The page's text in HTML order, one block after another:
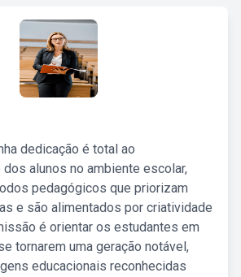
dedicação é total ao
alunos no ambiente escolar,
pedagógicos que priorizam
e são alimentados por criatividade
é orientar os estudantes em
tornarem uma geração notável,
educacionais reconhecidas